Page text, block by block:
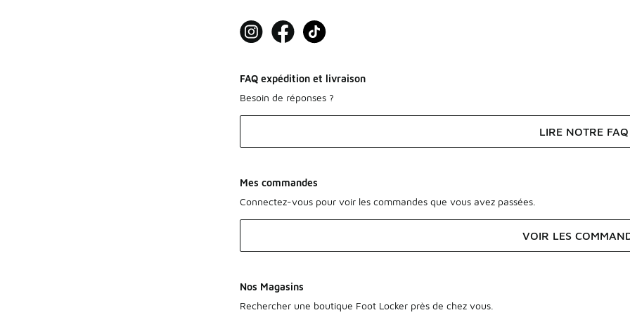
FAQ expédition et livraison
Besoin de réponses ?
LIRE NOTRE FAQ
Mes commandes
Connectez-vous pour voir les commandes que vous avez passées.
VOIR LES
Nos Magasins
Rechercher une boutique Foot Locker près de chez vous.